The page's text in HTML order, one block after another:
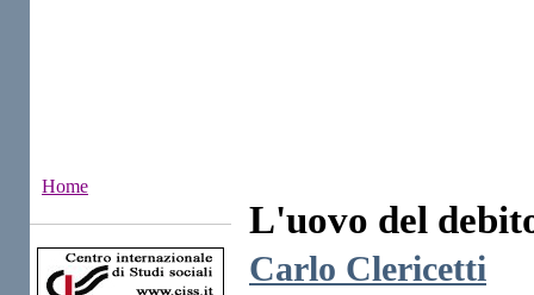
Home
L'uovo del
Carlo Clericetti